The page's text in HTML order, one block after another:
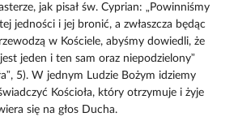
jak pisał św. Cyprian: „Powinniśmy
jedności i jej bronić, a zwłaszcza będąc
w Kościele, abyśmy dowiedli, że
jeden i ten sam oraz niepodzielony”
5). W jednym Ludzie Bożym idziemy
Kościoła, który otrzymuje i żyje
się na głos Ducha.